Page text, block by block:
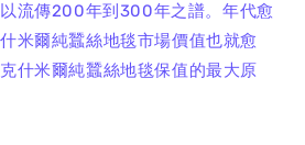
流傳200年到300年之譜。年代愈
米爾純蠶絲地毯市場價值也就愈
什米爾純蠶絲地毯保值的最大原